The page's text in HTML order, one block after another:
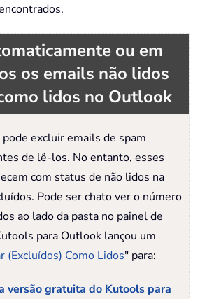
ou em
os emails não lidos
lidos no Outlook
excluir emails de spam
de lê-los. No entanto, esses
com status de não lidos na
Pode ser chato ver o número
ao lado da pasta no painel de
para Outlook lançou um
(Excluídos) Como Lidos" para:
versão gratuita do Kutools para